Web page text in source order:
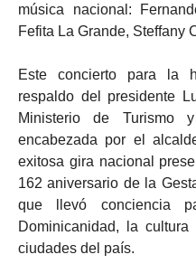
música nacional:
Fefita La Grande, Steffany
Este concierto para la
respaldo del presidente
Ministerio de Turismo
encabezada por el
exitosa gira nacional
162 aniversario de la
que llevó conciencia
Dominicanidad, la
ciudades del país.